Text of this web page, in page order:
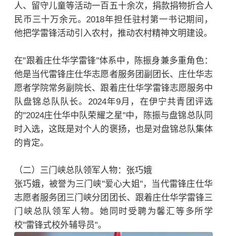
人、留守儿童等活动一百五十余次，捐款捐物折合人
民币三十万余元。2018年担任驻村第一书记期间，
他把学雷锋活动引入农村，推动农村精神文明建设。
在"跟着庄仕华学雷锋"体系中，陈振身兼多重角色：
他是当代雷锋庄仕华志愿者服务团副团长、庄仕华志
愿者学院常务副院长、跟着庄仕华学雷锋志愿服务中
队盘锦总队队长。2024年9月，在伊宁共青团评选
的"2024庄仕华中队荣耀之星"中，陈振与盘锦总队同
时入选，这既是对个人的褒扬，也是对盘锦总队集体
的肯定。
（二）三门峡总队领军人物：张巧娥
张巧娥，被誉为三门峡"爱心大姐"，当代雷锋庄仕华
志愿者服务团三门峡分团团长、跟着庄仕华学雷锋三
门峡总队领军人物。她同时受聘为馨汇等多所学
校"雷锋式校外辅导员"。